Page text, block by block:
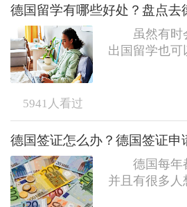
虽然有时
出国留学也可
5941 人看过
德国签证怎么办？德国签证申
德国每年都
并且有很多人